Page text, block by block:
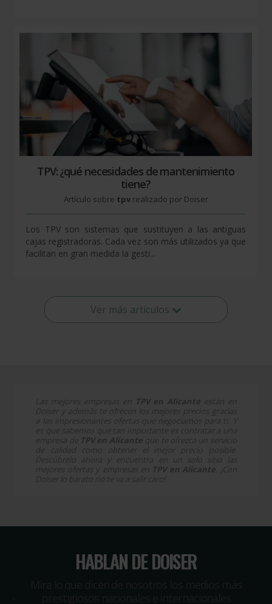
TPV: ¿qué necesidades de mantenimiento
tiene?
Artículo sobre tpvrealizado por Doiser
Los TPV son sistemas que sustituyen a las antiguas
cajas registradoras. Cada vez son más utilizados ya que
facilitan en gran medida la gesti...
Ver más artículos
HABLAN DE DOISER